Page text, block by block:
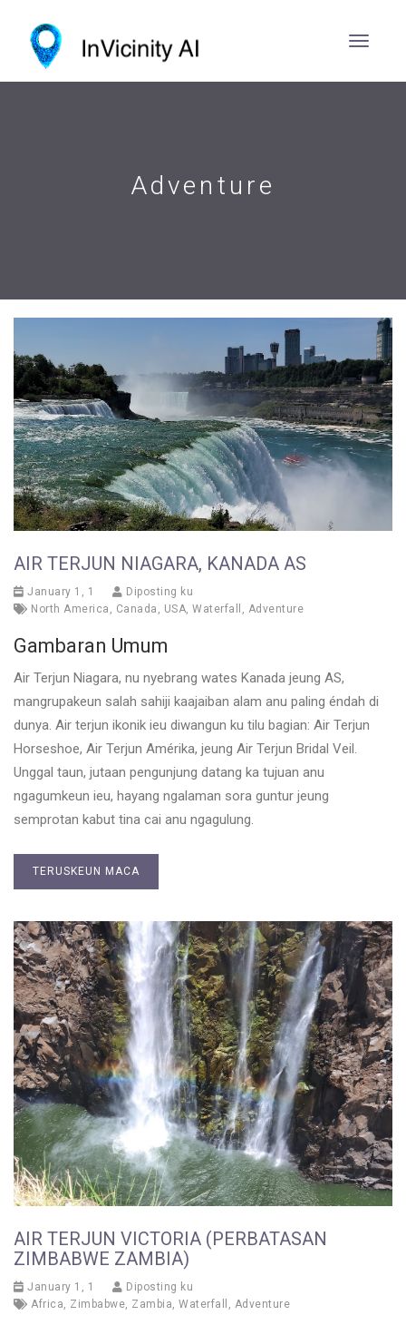
Adventure
AIR TERJUN NIAGARA, KANADA AS
January 1, 1
Diposting ku
North America , Canada , USA, Waterfall , Adventure
Gambaran Umum
Air Terjun Niagara, nu nyebrang wates Kanada jeung AS,
mangrupakeun salah sahiji kaajaiban alam anu paling éndah di
dunya. Air terjun ikonik ieu diwangun ku tilu bagian: Air Terjun
Horseshoe, Air Terjun Amérika, jeung Air Terjun Bridal Veil.
Unggal taun, jutaan pengunjung datang ka tujuan anu
ngagumkeun ieu, hayang ngalaman sora guntur jeung
semprotan kabut tina cai anu ngagulung.
TERUSKEUN MACA
AIR TERJUN VICTORIA (PERBATASAN
ZIMBABWE ZAMBIA)
January 1, 1
Diposting ku
Africa
Zimbabwe Zambia Waterfall Adventure